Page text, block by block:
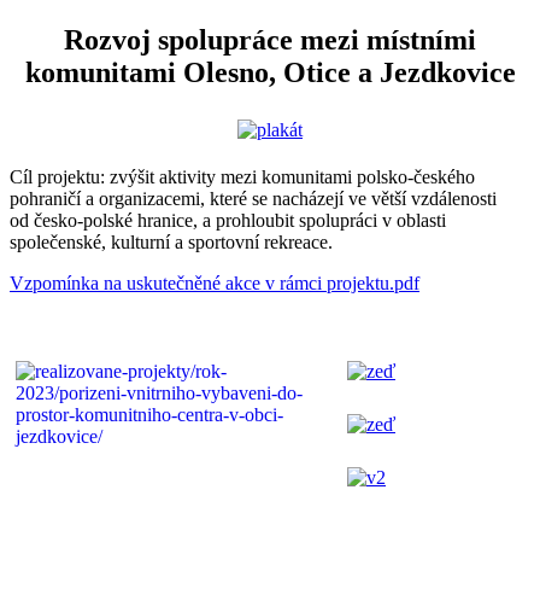
Rozvoj spolupráce mezi místními
komunitami Olesno, Otice a Jezdkovice
Cíl projektu: zvýšit aktivity mezi komunitami polsko-českého
pohraničí a organizacemi, které se nacházejí ve větší vzdálenosti
od česko-polské hranice, a prohloubit spolupráci v oblasti
společenské, kulturní a sportovní rekreace.
Vzpomínka na uskutečněné akce v rámci projektu.pdf